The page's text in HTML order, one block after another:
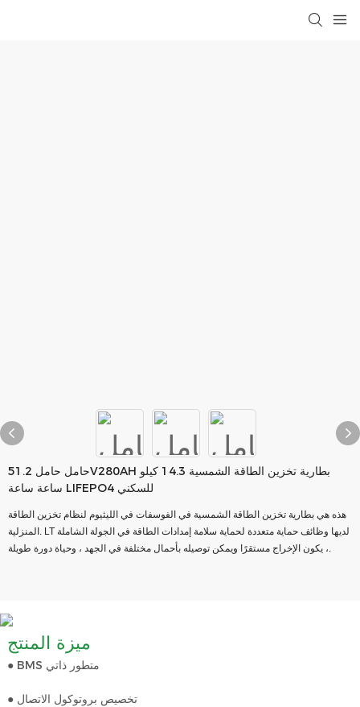
حامل حامل 51.2V280AH بطارية تخزين الطاقة الشمسية 14.3 كيلو
ساعة ساعة LIFEPO4 للسكني
هذه هي بطارية تخزين الطاقة الشمسية في الفوسفات في الليثيوم لنظام تخزين الطاقة
المنزلية. LT لديها وظائف حماية متعددة لحماية سلامة إمدادات الطاقة في الجولة الشاملة
، يكون الإخراج مستقرًا ويمكن توصيله بأحمال مختلفة في الجهد ، وحياة دورة طويلة.
● BMS متطور ذاتي
● تخصيص بروتوكول الاتصال